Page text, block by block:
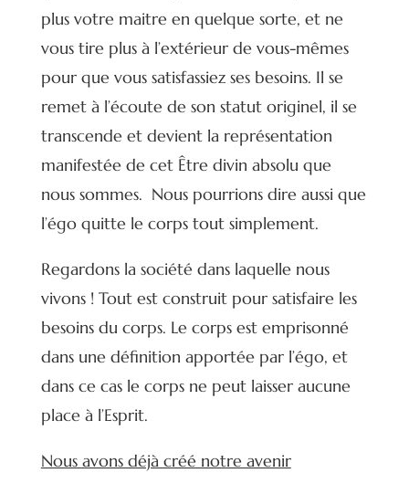
plus votre maitre en quelque sorte, et ne
vous tire plus à l’extérieur de vous-mêmes
pour que vous satisfassiez ses besoins. Il se
remet à l’écoute de son statut originel, il se
transcende et devient la représentation
manifestée de cet Être divin absolu que
nous sommes. Nous pourrions dire aussi que
l’égo quitte le corps tout simplement.
Regardons la société dans laquelle nous
vivons ! Tout est construit pour satisfaire les
besoins du corps. Le corps est emprisonné
dans une définition apportée par l’égo, et
dans ce cas le corps ne peut laisser aucune
place à l’Esprit.
Nous avons déjà créé notre avenir